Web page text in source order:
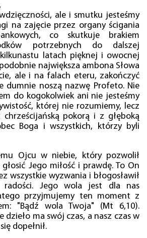
ale i smutku jesteśmy
na zajęcie przez organy ścigania
co skutkuje brakiem
potrzebnych do dalszej
latach pięknej i owocnej
największa ambona Słowa
ale i na falach eteru, zakończyć
dumnie noszą nazwę Profeto. Nie
do kogokolwiek ani nie jesteśmy
której nie rozumiemy, lecz
pokorą i z głęboką
Boga i wszystkich, którzy byli
Ojcu w niebie, który pozwolił
Jego miłość i prawdę. To On
wszystkie wyzwania i błogosławił
Jego wola jest dla nas
przyjmujemy ten moment z
"Bądź wola Twoja" (Mt 6,10).
dzieło ma swój czas, a nasz czas w
dopełnił.